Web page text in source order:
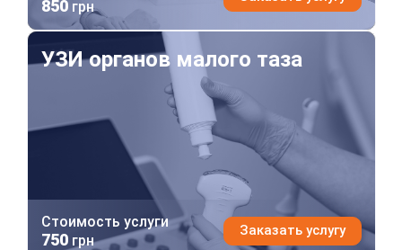
850грн
УЗИ органов малого таза
УЗИ органов малого таза
Стоимость услуги
750грн
Заказать услугу